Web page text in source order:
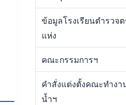
ข้อมูลโรงเรียนตำรวจ
แห่ง
คณะกรรมการฯ
คำสั่งแต่งตั้งคณะทำงา
น้ำฯ